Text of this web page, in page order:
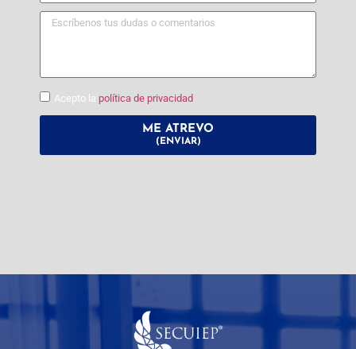
Acepto la política de privacidad
ME ATREVO
(ENVIAR)